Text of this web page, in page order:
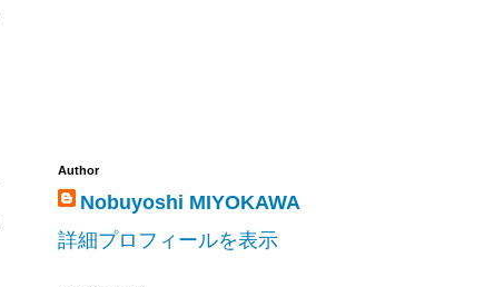
Author
Nobuyoshi MIYOKAWA
詳細プロフィールを表示